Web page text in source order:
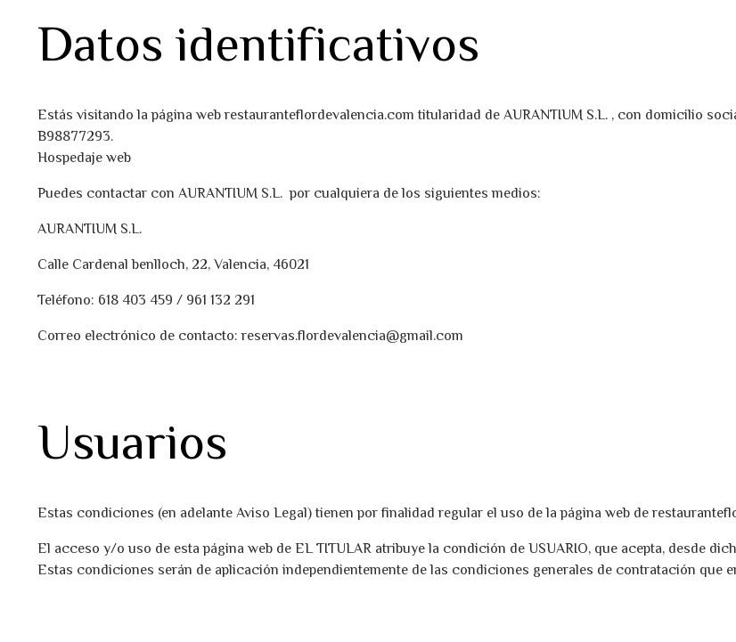
Datos identificativos
Estás visitando la página web restauranteflordevalencia.com titularidad de AURANTIUM S.L. , con domicilio
B98877293.
Hospedaje web
Puedes contactar con AURANTIUM S.L. por cualquiera de los siguientes medios:
AURANTIUM S.L.
Calle Cardenal benlloch, 22, Valencia, 46021
Teléfono: 618 403 459 / 961 132 291
Correo electrónico de contacto: reservas.flordevalencia@gmail.com
Usuarios
Estas condiciones (en adelante Aviso Legal) tienen por finalidad regular el uso de la página web de
El acceso y/o uso de esta página web de EL TITULAR atribuye la condición de USUARIO, que acepta, desde
Estas condiciones serán de aplicación independientemente de las condiciones generales de contratación que